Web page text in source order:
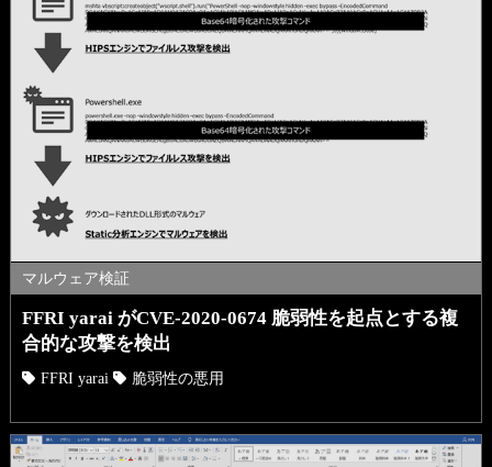
マルウェア検証
FFRI yarai がCVE-2020-0674 脆弱性を起点とする複
合的な攻撃を検出
FFRI yarai 脆弱性の悪用